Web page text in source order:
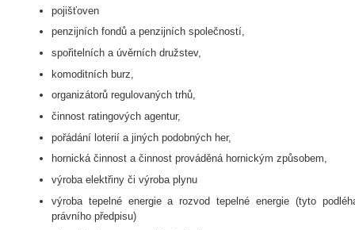
pojišťoven
penzijních fondů a penzijních společností,
spořitelních a úvěrních družstev,
komoditních burz,
organizátorů regulovaných trhů,
činnost ratingových agentur,
pořádání loterií a jiných podobných her,
hornická činnost a činnost prováděná hornickým způsobem,
výroba elektřiny či výroba plynu
výroba tepelné energie a rozvod tepelné energie (tyto
právního předpisu)